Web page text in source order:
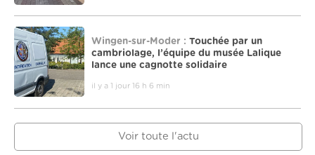
Wingen-sur-Moder : Touchée par un
cambriolage, l’équipe du musée Lalique
lance une cagnotte solidaire
il y a 1 jour 16 h 6 min
Voir toute l'actu